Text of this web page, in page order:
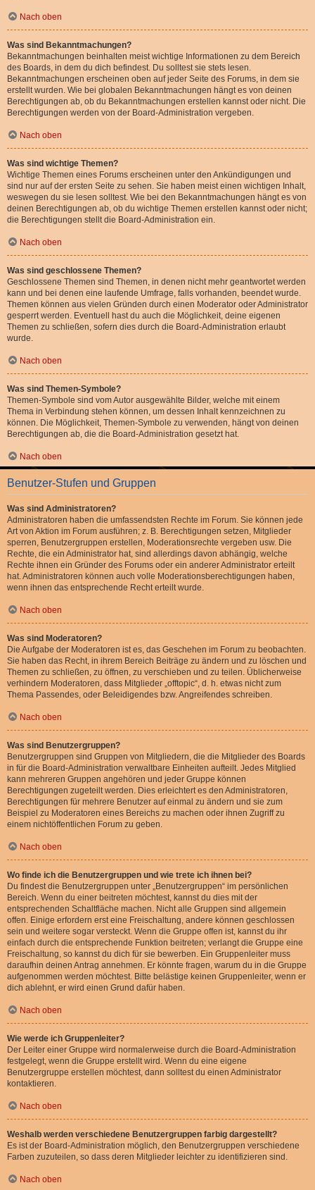
Nach oben
Was sind Bekanntmachungen?
Bekanntmachungen beinhalten meist wichtige Informationen zu dem Bereich
des Boards, in dem du dich befindest. Du solltest sie stets lesen.
Bekanntmachungen erscheinen oben auf jeder Seite des Forums, in dem sie
erstellt wurden. Wie bei globalen Bekanntmachungen hängt es von deinen
Berechtigungen ab, ob du Bekanntmachungen erstellen kannst oder nicht. Die
Berechtigungen werden von der Board-Administration vergeben.
Nach oben
Was sind wichtige Themen?
Wichtige Themen eines Forums erscheinen unter den Ankündigungen und
sind nur auf der ersten Seite zu sehen. Sie haben meist einen wichtigen Inhalt,
weswegen du sie lesen solltest. Wie bei den Bekanntmachungen hängt es von
deinen Berechtigungen ab, ob du wichtige Themen erstellen kannst oder nicht;
die Berechtigungen stellt die Board-Administration ein.
Nach oben
Was sind geschlossene Themen?
Geschlossene Themen sind Themen, in denen nicht mehr geantwortet werden
kann und bei denen eine laufende Umfrage, falls vorhanden, beendet wurde.
Themen können aus vielen Gründen durch einen Moderator oder Administrator
gesperrt werden. Eventuell hast du auch die Möglichkeit, deine eigenen
Themen zu schließen, sofern dies durch die Board-Administration erlaubt
wurde.
Nach oben
Was sind Themen-Symbole?
Themen-Symbole sind vom Autor ausgewählte Bilder, welche mit einem
Thema in Verbindung stehen können, um dessen Inhalt kennzeichnen zu
können. Die Möglichkeit, Themen-Symbole zu verwenden, hängt von deinen
Berechtigungen ab, die die Board-Administration gesetzt hat.
Nach oben
Benutzer-Stufen und Gruppen
Was sind Administratoren?
Administratoren haben die umfassendsten Rechte im Forum. Sie können jede
Art von Aktion im Forum ausführen; z. B. Berechtigungen setzen, Mitglieder
sperren, Benutzergruppen erstellen, Moderationsrechte vergeben usw. Die
Rechte, die ein Administrator hat, sind allerdings davon abhängig, welche
Rechte ihnen ein Gründer des Forums oder ein anderer Administrator erteilt
hat. Administratoren können auch volle Moderationsberechtigungen haben,
wenn ihnen das entsprechende Recht erteilt wurde.
Nach oben
Was sind Moderatoren?
Die Aufgabe der Moderatoren ist es, das Geschehen im Forum zu beobachten.
Sie haben das Recht, in ihrem Bereich Beiträge zu ändern und zu löschen und
Themen zu schließen, zu öffnen, zu verschieben und zu teilen. Üblicherweise
verhindern Moderatoren, dass Mitglieder „offtopic“, d. h. etwas nicht zum
Thema Passendes, oder Beleidigendes bzw. Angreifendes schreiben.
Nach oben
Was sind Benutzergruppen?
Benutzergruppen sind Gruppen von Mitgliedern, die die Mitglieder des Boards
in für die Board-Administration verwaltbare Einheiten aufteilt. Jedes Mitglied
kann mehreren Gruppen angehören und jeder Gruppe können
Berechtigungen zugeteilt werden. Dies erleichtert es den Administratoren,
Berechtigungen für mehrere Benutzer auf einmal zu ändern und sie zum
Beispiel zu Moderatoren eines Bereichs zu machen oder ihnen Zugriff zu
einem nichtöffentlichen Forum zu geben.
Nach oben
Wo finde ich die Benutzergruppen und wie trete ich ihnen bei?
Du findest die Benutzergruppen unter „Benutzergruppen“ im persönlichen
Bereich. Wenn du einer beitreten möchtest, kannst du dies mit der
entsprechenden Schaltfläche machen. Nicht alle Gruppen sind allgemein
offen. Einige erfordern erst eine Freischaltung, andere können geschlossen
sein und weitere sogar versteckt. Wenn die Gruppe offen ist, kannst du ihr
einfach durch die entsprechende Funktion beitreten; verlangt die Gruppe eine
Freischaltung, so kannst du dich für sie bewerben. Ein Gruppenleiter muss
daraufhin deinen Antrag annehmen. Er könnte fragen, warum du in die Gruppe
aufgenommen werden möchtest. Bitte belästige keinen Gruppenleiter, wenn er
dich ablehnt, er wird einen Grund dafür haben.
Nach oben
Wie werde ich Gruppenleiter?
Der Leiter einer Gruppe wird normalerweise durch die Board-Administration
festgelegt, wenn die Gruppe erstellt wird. Wenn du eine eigene
Benutzergruppe erstellen möchtest, dann solltest du einen Administrator
kontaktieren.
Nach oben
Weshalb werden verschiedene Benutzergruppen farbig dargestellt?
Es ist der Board-Administration möglich, den Benutzergruppen verschiedene
Farben zuzuteilen, so dass deren Mitglieder leichter zu identifizieren sind.
Nach oben